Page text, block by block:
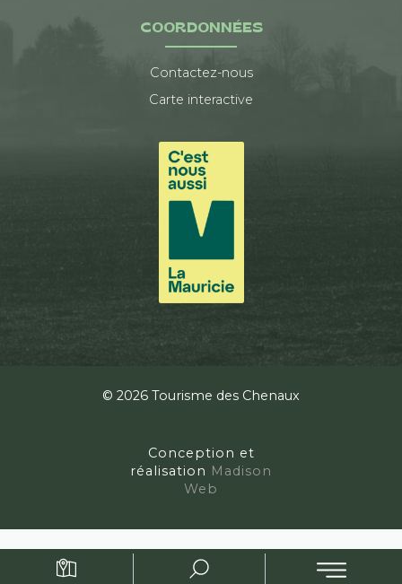
COORDONNÉES
Contactez-nous
Carte interactive
© 2026 Tourisme des Chenaux
Conception et
réalisation Madison
Web